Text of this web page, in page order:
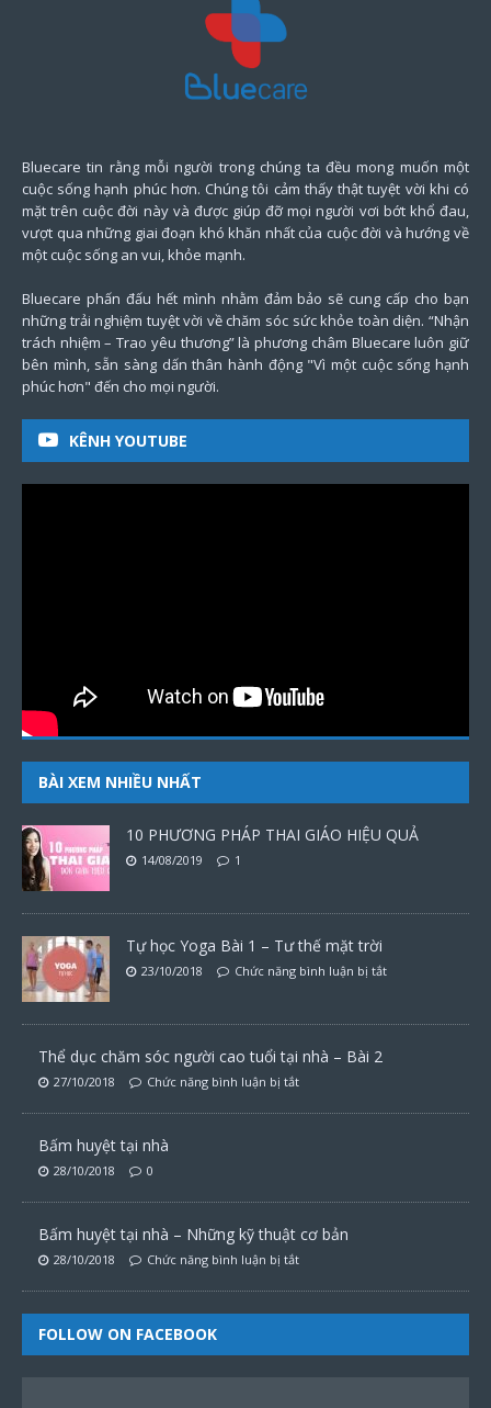
Bluecare tin rằng mỗi người trong chúng ta đều mong muốn một
cuộc sống hạnh phúc hơn. Chúng tôi cảm thấy thật tuyệt vời khi có
mặt trên cuộc đời này và được giúp đỡ mọi người vơi bớt khổ đau,
vượt qua những giai đoạn khó khăn nhất của cuộc đời và hướng về
một cuộc sống an vui, khỏe mạnh.
Bluecare phấn đấu hết mình nhằm đảm bảo sẽ cung cấp cho bạn
những trải nghiệm tuyệt vời về chăm sóc sức khỏe toàn diện. “Nhận
trách nhiệm – Trao yêu thương” là phương châm Bluecare luôn giữ
bên mình, sẵn sàng dấn thân hành động "Vì một cuộc sống hạnh
phúc hơn" đến cho mọi người.
KÊNH YOUTUBE
BÀI XEM NHIỀU NHẤT
10 PHƯƠNG PHÁP THAI GIÁO HIỆU QUẢ
14/08/2019 1
Tự học Yoga Bài 1 – Tư thế mặt trời
23/10/2018 Chức năng bình luận bị tắt
Thể dục chăm sóc người cao tuổi tại nhà – Bài 2
27/10/2018 Chức năng bình luận bị tắt
Bấm huyệt tại nhà
28/10/2018 0
Bấm huyệt tại nhà – Những kỹ thuật cơ bản
28/10/2018 Chức năng bình luận bị tắt
FOLLOW ON FACEBOOK